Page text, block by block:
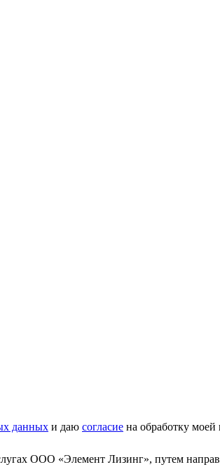
данных и даю согласие на обработку
ООО «Элемент Лизинг», путем